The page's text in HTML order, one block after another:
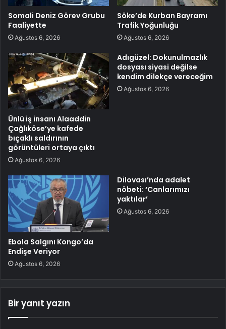
Somali Deniz Görev Grubu
Faaliyette
Ağustos 6, 2026
Söke’de Kurban Bayramı
Trafik Yoğunluğu
Ağustos 6, 2026
Ünlü iş insanı Alaaddin
Çağlıköse’ye kafede
bıçaklı saldırının
görüntüleri ortaya çıktı
Ağustos 6, 2026
Adıgüzel: Dokunulmazlık
dosyası siyasi değilse
kendim dilekçe vereceğim
Ağustos 6, 2026
Ebola Salgını Kongo’da
Endişe Veriyor
Ağustos 6, 2026
Dilovası’nda adalet
nöbeti: ‘Canlarımızı
yaktılar’
Ağustos 6, 2026
Bir yanıt yazın